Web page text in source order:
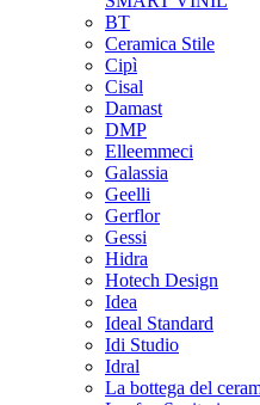
BT
Ceramica Stile
Cipì
Cisal
Damast
DMP
Elleemmeci
Galassia
Geelli
Gerflor
Gessi
Hidra
Hotech Design
Idea
Ideal Standard
Idi Studio
Idral
La bottega del